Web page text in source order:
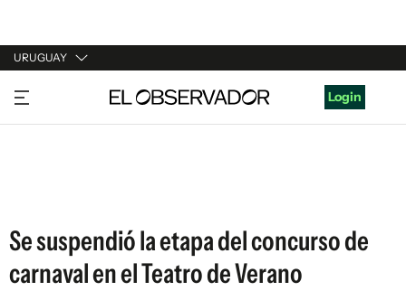
URUGUAY
URUGUAY
ARGENTINA
Login
Se suspendió la etapa del concurso de
carnaval en el Teatro de Verano